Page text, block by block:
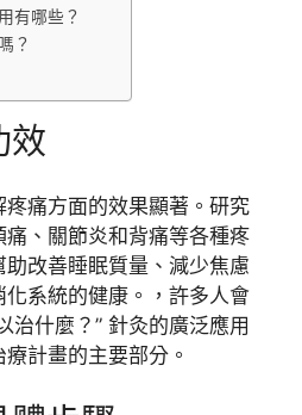
有哪些？
？
效
痛方面的效果顯著。研究
、關節炎和背痛等各種疼
改善睡眠質量、減少焦慮
系統的健康。，許多人會
治什麼？” 針灸的廣泛應用
計畫的主要部分。